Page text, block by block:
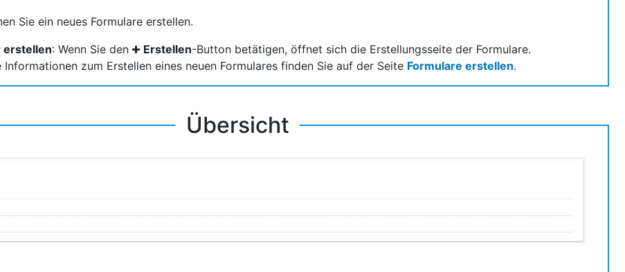
Sie ein neues Formulare erstellen.
erstellen: Wenn Sie den Erstellen-Button betätigen, öffnet sich die Erstellungsseite der Formulare.
Informationen zum Erstellen eines neuen Formulares finden Sie auf der Seite Formulare erstellen.
Übersicht